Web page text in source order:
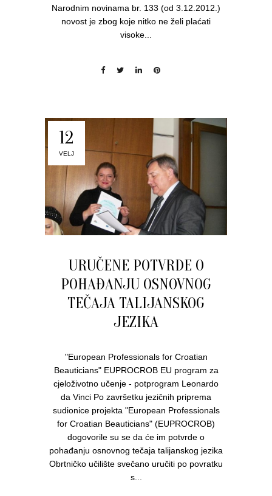
Narodnim novinama br. 133 (od 3.12.2012.)
novost je zbog koje nitko ne želi plaćati
visoke...
12
VELJ
URUČENE POTVRDE O
POHAĐANJU OSNOVNOG
TEČAJA TALIJANSKOG
JEZIKA
"European Professionals for Croatian
Beauticians" EUPROCROB EU program za
cjeloživotno učenje - potprogram Leonardo
da Vinci Po završetku jezičnih priprema
sudionice projekta "European Professionals
for Croatian Beauticians" (EUPROCROB)
dogovorile su se da će im potvrde o
pohađanju osnovnog tečaja talijanskog jezika
Obrtničko učilište svečano uručiti po povratku
s...